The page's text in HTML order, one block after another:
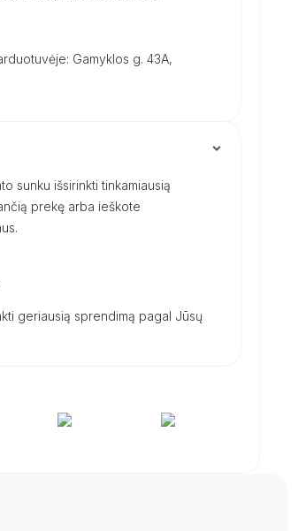
Gamyklos g. 43A,
sunku išsirinkti tinkamiausią
prekę arba ieškote
geriausią sprendimą pagal Jūsų